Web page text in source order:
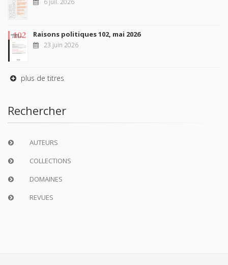
Raisons politiques 102, mai 2026
23 juin 2026
plus de titres
Rechercher
AUTEURS
COLLECTIONS
DOMAINES
REVUES